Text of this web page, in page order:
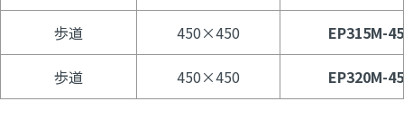
歩道 450×450 EP315M-
歩道 450×450 EP320M-